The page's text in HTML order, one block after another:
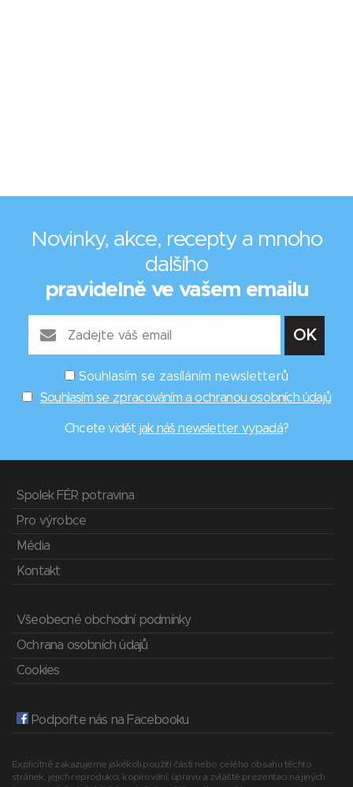
Novinky, akce, recepty a mnoho
dalšího
pravidelně ve vašem emailu
Souhlasím se zasíláním newsletterů
Souhlasím se zpracováním a ochranou osobních údajů
Chcete vidět jak náš newsletter vypadá?
Spolek FÉR potravina
Pro výrobce
Média
Kontakt
Všeobecné obchodní podmínky
Ochrana osobních údajů
Cookies
Podpořte nás na Facebooku
Explicitně zakazujeme jakékoli použití části nebo celého obsahu těchto
stránek, jejich reprodukci, kopírování, úpravu a zvláště prezentaci na jiných